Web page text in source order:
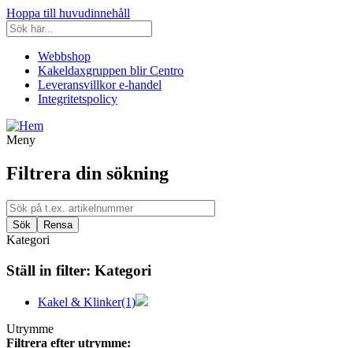
Hoppa till huvudinnehåll
Webbshop
Kakeldaxgruppen blir Centro
Leveransvillkor e-handel
Integritetspolicy
Meny
Filtrera din sökning
Kategori
Ställ in filter: Kategori
Kakel & Klinker(1)
Utrymme
Filtrera efter utrymme: